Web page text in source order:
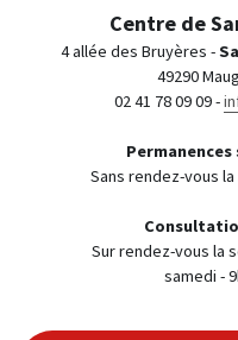
Centre de
4 allée des Bruyères -
49290
02 41 78 09 09 -
Sans rendez-vous la
Sur rendez-vous la
samedi -